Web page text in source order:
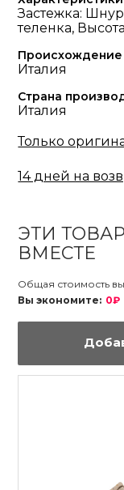
Застежка:
теленка,
Италия
Страна
Италия
Только
14 дней на
ЭТИ
ВМЕСТЕ
Общая стоимость
Вы экономите: 0₽